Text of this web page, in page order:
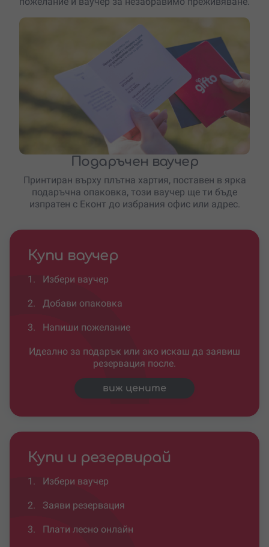
Подаръчен ваучер
Принтиран върху плътна хартия, поставен в ярка
подаръчна опаковка, този ваучер ще ти бъде
изпратен с Еконт до избрания офис или адрес.
Купи ваучер
1. Избери ваучер
2. Добави опаковка
3. Напиши пожелание
Идеално за подарък или ако искаш да заявиш
резервация после.
виж цените
Купи и резервирай
1. Избери ваучер
2. Заяви резервация
3. Плати лесно онлайн